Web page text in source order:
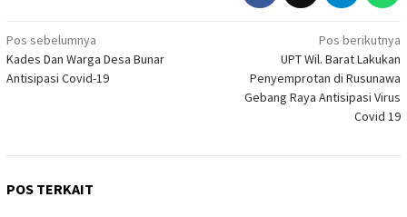
Navigasi
pos
Pos sebelumnya
Kades Dan Warga Desa Bunar
Antisipasi Covid-19
Pos berikutnya
UPT Wil. Barat Lakukan
Penyemprotan di Rusunawa
Gebang Raya Antisipasi Virus
Covid 19
POS TERKAIT